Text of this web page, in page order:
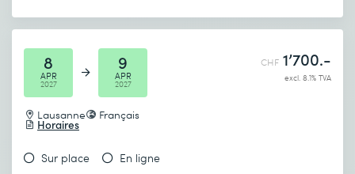
8
APR
2027
9
APR
2027
Lausanne Français
Horaires
CHF 1’700.-
excl. 8.1% TVA
Sur place En ligne